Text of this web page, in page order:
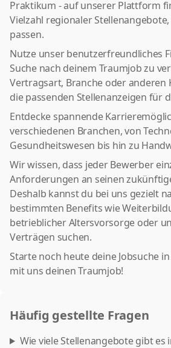
Praktikum - auf unserer Plattform
Vielzahl regionaler
passen.
Nutze unser benutzerfreundliches
Suche nach deinem Traumjob zu
Vertragsart, Branche oder anderen
die passenden Stellenanzeigen für
Entdecke spannende
verschiedenen Branchen, von
Gesundheitswesen bis hin zu
Wir wissen, dass jeder Bewerber
Anforderungen an seinen
Deshalb kannst du bei uns gezielt
bestimmten Benefits wie
betrieblicher Altersvorsorge oder
Verträgen suchen.
Starte noch heute deine Jobsuche
mit uns deinen Traumjob!
Häufig gestellte Fragen
Wie viele Stellenangebote gibt es